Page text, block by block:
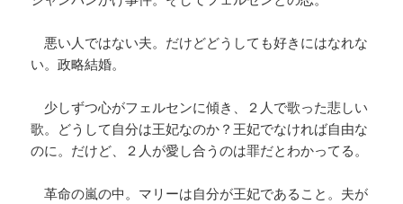
悪い人ではない夫。だけどどうしても好きにはなれな
い。政略結婚。
少しずつ心がフェルセンに傾き、２人で歌った悲しい
歌。どうして自分は王妃なのか？王妃でなければ自由な
のに。だけど、２人が愛し合うのは罪だとわかってる。
革命の嵐の中。マリーは自分が王妃であること。夫が